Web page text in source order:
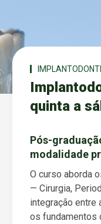
quinta a
Pós-
modalidade
O curso aborda
— Cirurgia,
integração entre
os fundamentos